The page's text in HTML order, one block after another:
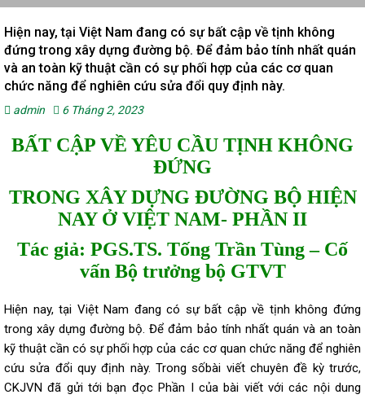
Hiện nay, tại Việt Nam đang có sự bất cập về tịnh không
đứng trong xây dựng đường bộ. Để đảm bảo tính nhất quán
và an toàn kỹ thuật cần có sự phối hợp của các cơ quan
chức năng để nghiên cứu sửa đổi quy định này.
admin 6 Tháng 2, 2023
BẤT CẬP VỀ YÊU CẦU TỊNH KHÔNG
ĐỨNG
TRONG XÂY DỰNG ĐƯỜNG BỘ HIỆN
NAY Ở VIỆT NAM- PHẦN II
Tác giả: PGS.TS. Tống Trần Tùng – Cố
vấn Bộ trưởng bộ GTVT
Hiện nay, tại Việt Nam đang có sự bất cập về tịnh không đứng
trong xây dựng đường bộ. Để đảm bảo tính nhất quán và an toàn
kỹ thuật cần có sự phối hợp của các cơ quan chức năng để nghiên
cứu sửa đổi quy định này. Trong sốbài viết chuyên đề kỳ trước,
CKJVN đã gửi tới bạn đọc Phần I của bài viết với các nội dung